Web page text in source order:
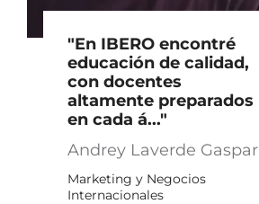
"En IBERO encontré
educación de calidad,
con docentes
altamente preparados
en cada á..."
Andrey Laverde Gaspar
Marketing y Negocios
Internacionales